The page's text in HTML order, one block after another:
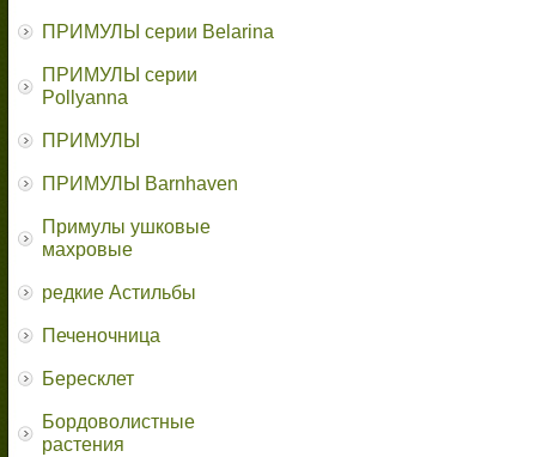
ПРИМУЛЫ серии Belarina
ПРИМУЛЫ серии
Pollyanna
ПРИМУЛЫ
ПРИМУЛЫ Barnhaven
Примулы ушковые
махровые
редкие Астильбы
Печеночница
Бересклет
Бордоволистные
растения